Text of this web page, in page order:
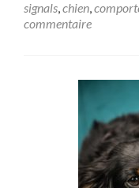
signals,chien,
commentaire